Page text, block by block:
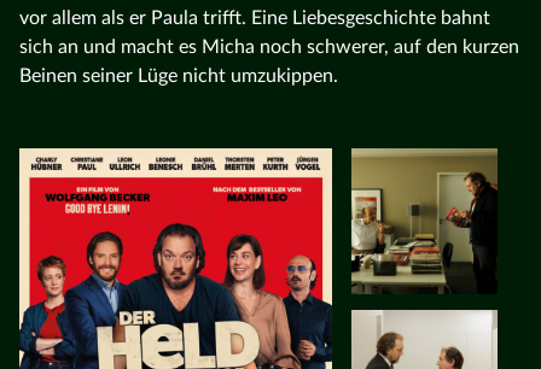
vor allem als er Paula trifft. Eine Liebesgeschichte bahnt
sich an und macht es Micha noch schwerer, auf den kurzen
Beinen seiner Lüge nicht umzukippen.